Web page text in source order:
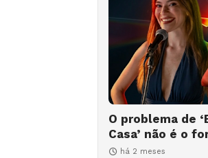
O problema de
Casa’ não é o
há 2 meses